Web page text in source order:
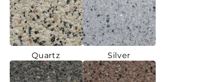
Quartz Silver